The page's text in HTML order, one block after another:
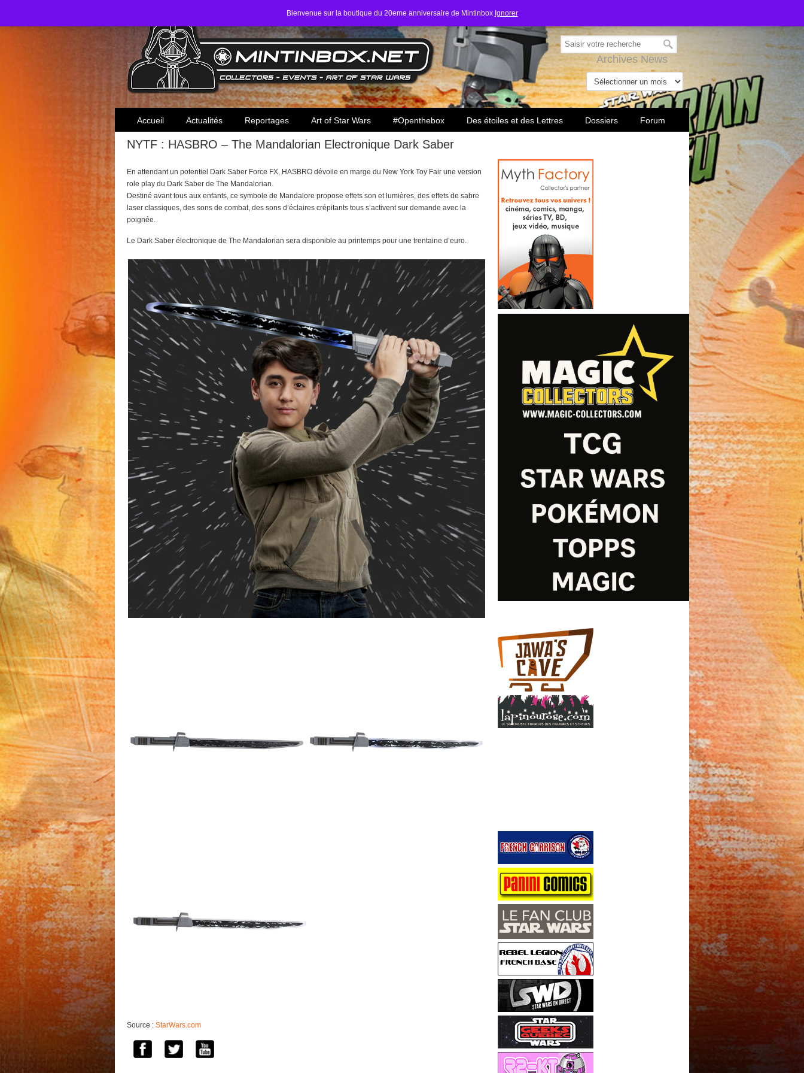
Bienvenue sur la boutique du 20eme anniversaire de Mintinbox Ignorer
Toute l'actualité des collectionneurs Star Wars
Archives News
Accueil Actualités Reportages Art of Star Wars #Openthebox Des étoiles et des Lettres Dossiers Forum
NYTF : HASBRO – The Mandalorian Electronique Dark Saber
En attendant un potentiel Dark Saber Force FX, HASBRO dévoile en marge du New York Toy Fair une version
role play du Dark Saber de The Mandalorian.
Destiné avant tous aux enfants, ce symbole de Mandalore propose effets son et lumières, des effets de sabre
laser classiques, des sons de combat, des sons d’éclaires crépitants tous s’activent sur demande avec la
poignée.
Le Dark Saber électronique de The Mandalorian sera disponible au printemps pour une trentaine d’euro.
Source : StarWars.com